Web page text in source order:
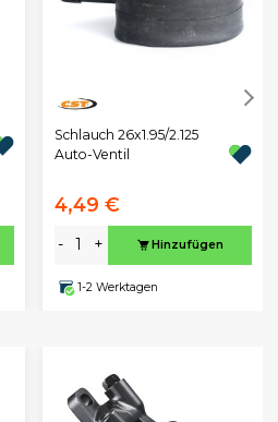
Schlauch 26x1.95/2.125
Auto-Ventil
4,49 €
- + Hinzufügen
1-2 Werktagen